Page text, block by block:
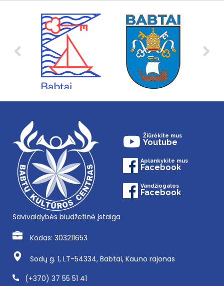
Žiūrėkite mus
Youtube
Aplankykite mus
Facebook
Vandžiogalos
Facebook
Savivaldybės biudžetinė įstaiga
Kodas: 303211653
Sodų g. 1, LT-54334, Babtai, Kauno rajonas
(+370) 37 55 51 41